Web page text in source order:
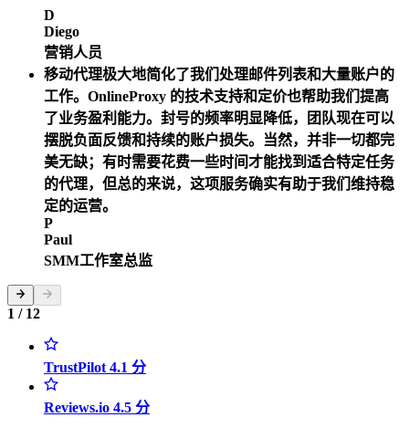
D
Diego
营销人员
移动代理极大地简化了我们处理邮件列表和大量账户的
工作。OnlineProxy 的技术支持和定价也帮助我们提高
了业务盈利能力。封号的频率明显降低，团队现在可以
摆脱负面反馈和持续的账户损失。当然，并非一切都完
美无缺；有时需要花费一些时间才能找到适合特定任务
的代理，但总的来说，这项服务确实有助于我们维持稳
定的运营。
P
Paul
SMM工作室总监
1 / 12
TrustPilot 4.1 分
Reviews.io 4.5 分